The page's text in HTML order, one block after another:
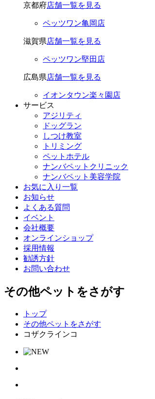
京都府店舗一覧を見る
ペッツワン亀岡店
滋賀県店舗一覧を見る
ペッツワン堅田店
広島県店舗一覧を見る
イオンタウン楽々園店
サービス
アジリティ
ドッグラン
しつけ教室
トリミング
ペットホテル
ナンバペットクリニック
ナンバペット美容学院
お気に入り一覧
お知らせ
よくある質問
イベント
会社概要
オンラインショップ
採用情報
勧誘方針
お問い合わせ
その他ペットをさがす
トップ
その他ペットをさがす
コザクラインコ